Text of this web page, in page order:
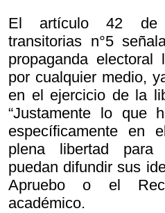
El artículo 42 de
transitorias n°5
propaganda
por cualquier medio,
en el ejercicio de la
“Justamente lo que
específicamente en
plena libertad
puedan difundir sus
Apruebo o el
académico.